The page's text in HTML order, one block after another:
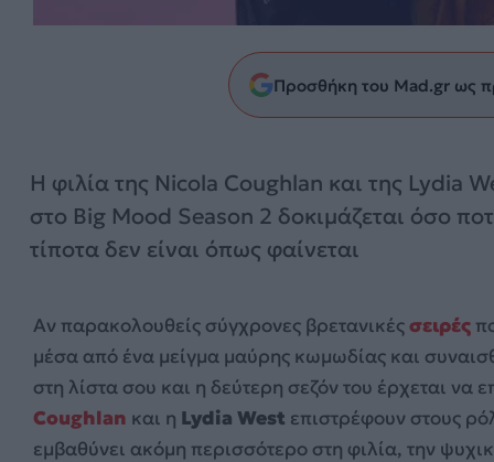
Προσθήκη του Mad.gr ως
Η φιλία της Nicola Coughlan και της Lydia
στο Big Mood Season 2 δοκιμάζεται όσο
τίποτα δεν είναι όπως φαίνεται
Αν παρακολουθείς σύγχρονες βρετανικέςσειρές
μέσα από ένα μείγμα μαύρης κωμωδίας και
στη λίστα σου και η δεύτερη σεζόν του έρχεται να
Coughlan και η Lydia West επιστρέφουν στους
εμβαθύνει ακόμη περισσότερο στη φιλία, την